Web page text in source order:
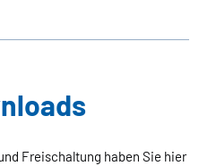
Freischaltung haben Sie hier